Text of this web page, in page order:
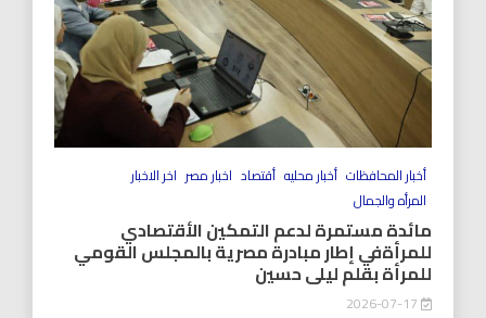
أخبار المحافظات أخبار محليه أقتصاد اخبار مصر اخر الاخبار
المرأه والجمال
مائدة مستمرة لدعم التمكين الأقتصادي
للمرأةفي إطار مبادرة مصرية بالمجلس القومي
للمرأة بقلم ليلى حسين